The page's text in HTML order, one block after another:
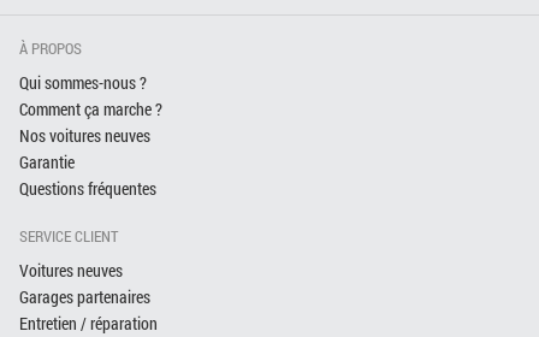
À PROPOS
Qui sommes-nous ?
Comment ça marche ?
Nos voitures neuves
Garantie
Questions fréquentes
SERVICE CLIENT
Voitures neuves
Garages partenaires
Entretien / réparation